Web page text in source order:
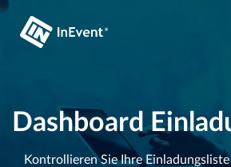
Dashboard
Kontrollieren Sie Ihre